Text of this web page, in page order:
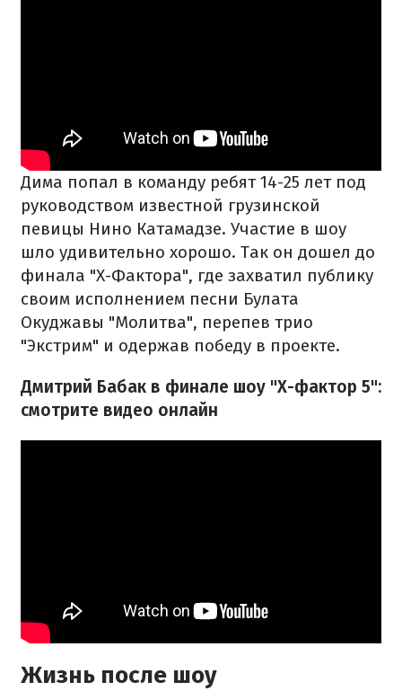
Дима попал в команду ребят 14-25 лет под
руководством известной грузинской
певицы Нино Катамадзе. Участие в шоу
шло удивительно хорошо. Так он дошел до
финала "Х-Фактора", где захватил публику
своим исполнением песни Булата
Окуджавы "Молитва", перепев трио
"Экстрим" и одержав победу в проекте.
Дмитрий Бабак в финале шоу "Х-фактор 5":
смотрите видео онлайн
Жизнь после шоу